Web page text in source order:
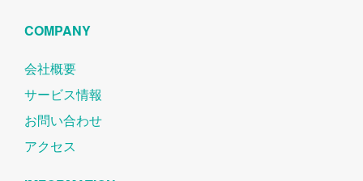
COMPANY
会社概要
サービス情報
お問い合わせ
アクセス